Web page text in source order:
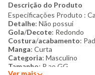
Descrição do Produto
Especificações Produto :
Detalhe: Não possui
Gola/Decote: Redondo
Costura/acabamento:
Manga: Curta
Categoria: Masculino
Tamanho: P ao GG
Ver mais